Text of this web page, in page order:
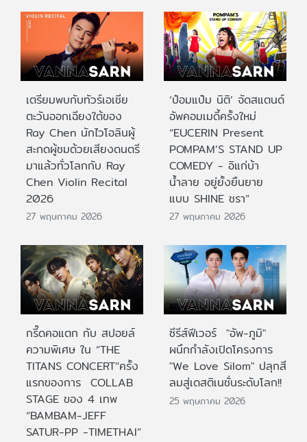
เตรียมพบกับทัวร์เอเชีย
ตะวันออกเฉียงใต้ของ
Ray Chen นักไวโอลินผู้
สะกดผู้ชมด้วยเสียงดนตรี
มาแล้วทั่วโลกกับ Ray
Chen Violin Recital
2026
27 พฤษภาคม 2026
‘ป๋อมแป๋ม นิติ’ จัดสแตนด์
อัพคอมเมดี้ครั้งใหม่
“EUCERIN Present
POMPAM’S STAND UP
COMEDY - อิแก่บ้า
น้ำลาย อยู่ยั้งยืนยาย
แบบ SHINE ชรา”
27 พฤษภาคม 2026
กรี๊ดคอแตก กับ สปอยล์
ความพิเศษ ใน “THE
TITANS CONCERT”ครั้ง
แรกของการ COLLAB
STAGE ของ 4 เทพ
“BAMBAM-JEFF
SATUR-PP -TIMETHAI”
ซีรีส์ฟีเวอร์ "อัพ-ภูมิ"
ผนึกกำลังเปิดโครงการ
"We Love Silom" ปลุกสี
ลมสู่เดสติเนชั่นระดับโลก!!
25 พฤษภาคม 2026